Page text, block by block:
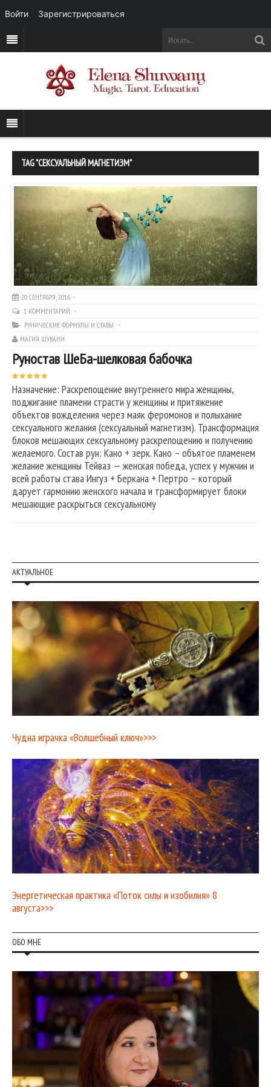
TAG "СЕКСУАЛЬНЫЙ МАГНЕТИЗМ"
20 СЕНТЯБРЯ, 2016
1 КОММЕНТАРИЙ
РУНИЧЕСКИЕ ФОРМУЛЫ И СТАВЫ
МАГИЯ ШУВАНИ
Руностав ШеБа-шелковая бабочка
Назначение: Раскрепощение внутреннего мира женщины,
поджигание пламени страсти у женщины и притяжение
объектов вожделения через маяк феромонов и полыхание
сексуального желания (сексуальный магнетизм). Трансформация
блоков мешающих сексуальному раскрепощению и получению
желаемого. Состав рун: Кано + зерк. Кано – объятое пламенем
желание женщины Тейваз — женская победа, успех у мужчин и
всей работы става Ингуз + Беркана + Пертро – который
дарует гармонию женского начала и трансформирует блоки
мешающие раскрыться сексуальному
АКТУАЛЬНОЕ
Чудна играчка «Волшебный ключ»>>>
Энергетическая практика «Поток силы и изобилия» 8
августа>>>
ОБО МНЕ
Войти Зарегистрироваться